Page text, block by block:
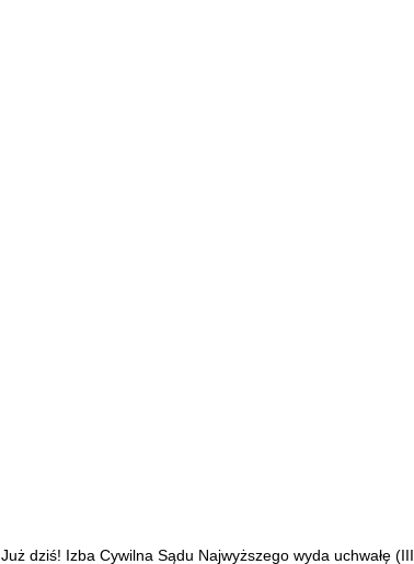
Już dziś! Izba Cywilna Sądu Najwyższego wyda uchwałę (III